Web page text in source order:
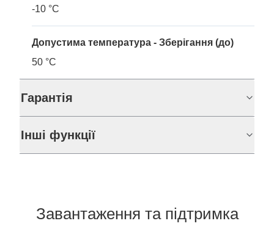
-10 °C
Допустима температура - Зберігання (до)
50 °C
Гарантія
Інші функції
Завантаження та підтримка